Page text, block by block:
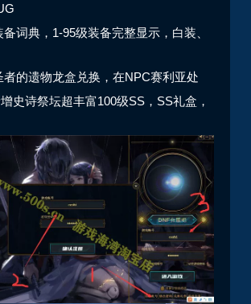
词典，1-95级装备完整显示，白装、
者的遗物龙盒兑换，在NPC赛利亚处
史诗祭坛超丰富100级SS，SS礼盒，